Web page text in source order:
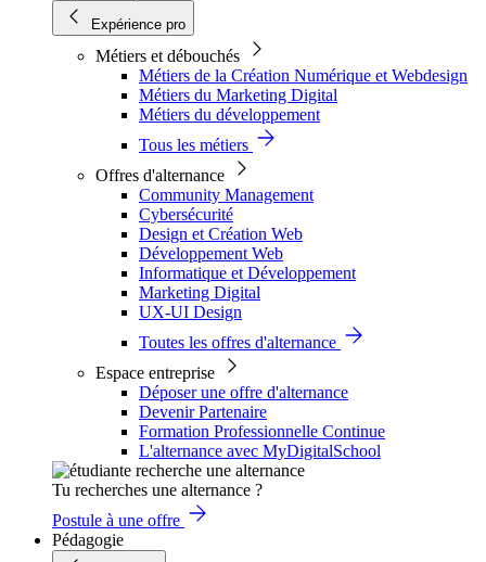
Expérience pro
Métiers et débouchés
Métiers de la Création Numérique et Webdesign
Métiers du Marketing Digital
Métiers du développement
Tous les métiers
Offres d'alternance
Community Management
Cybersécurité
Design et Création Web
Développement Web
Informatique et Développement
Marketing Digital
UX-UI Design
Toutes les offres d'alternance
Espace entreprise
Déposer une offre d'alternance
Devenir Partenaire
Formation Professionnelle Continue
L'alternance avec MyDigitalSchool
Tu recherches une alternance ?
Postule à une offre
Pédagogie